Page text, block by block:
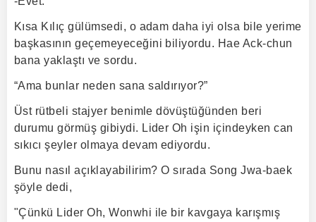
Kısa Kılıç gülümsedi, o adam daha iyi olsa bile yerime
başkasının geçemeyeceğini biliyordu. Hae Ack-chun
bana yaklaştı ve sordu.
“Ama bunlar neden sana saldırıyor?”
Üst rütbeli stajyer benimle dövüştüğünden beri
durumu görmüş gibiydi. Lider Oh işin içindeyken can
sıkıcı şeyler olmaya devam ediyordu.
Bunu nasıl açıklayabilirim? O sırada Song Jwa-baek
şöyle dedi,
"Çünkü Lider Oh, Wonwhi ile bir kavgaya karışmış